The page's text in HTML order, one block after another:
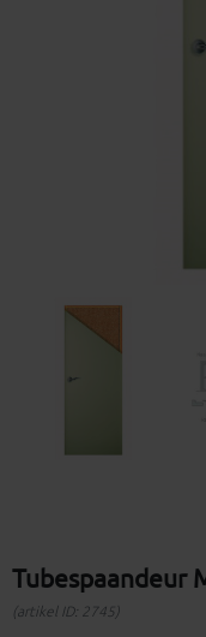
Tubespaandeur
(artikel ID: 2745)